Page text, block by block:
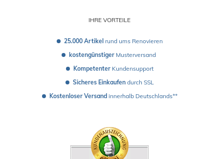
IHRE VORTEILE
25.000 Artikel rund ums Renovieren
kostengünstiger Musterversand
Kompetenter Kundensupport
Sicheres Einkaufen durch SSL
Kostenloser Versand innerhalb Deutschlands**